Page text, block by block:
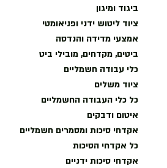
ביגוד ומיגון
ציוד ליטוש ידני ופניאומטי
אמצעי מדידה והנדסה
ביטים, מקדחים, מובילי ביט
כלי עבודה חשמליים
ציוד משלים
כל כלי העבודה החשמליים
איטום ודבקים
אקדחי סיכות ומסמרים חשמליים
כל אקדחי הסיכות
אקדחי סיכות ידניים